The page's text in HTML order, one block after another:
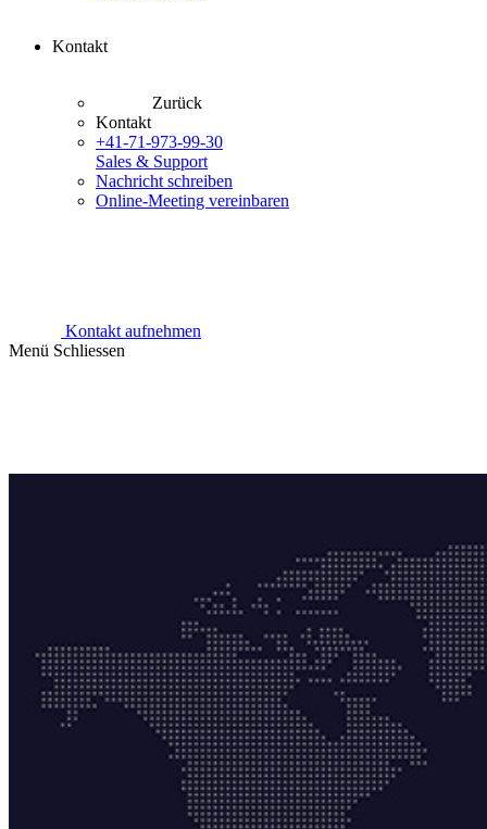
Kontakt
Zurück
Kontakt
+41-71-973-99-30
Sales & Support
Nachricht schreiben
Online-Meeting vereinbaren
Kontakt aufnehmen
Menü Schliessen